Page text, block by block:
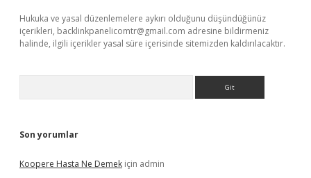
Hukuka ve yasal düzenlemelere aykırı olduğunu düşündüğünüz
içerikleri, backlinkpanelicomtr@gmail.com adresine bildirmeniz
halinde, ilgili içerikler yasal süre içerisinde sitemizden kaldırılacaktır.
Son yorumlar
Koopere Hasta Ne Demek için admin